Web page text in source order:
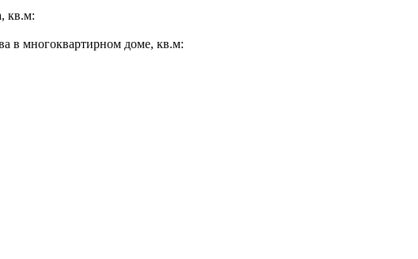
кв.м:
в многоквартирном доме, кв.м: